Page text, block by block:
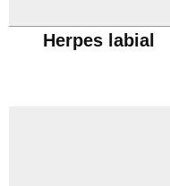
Herpes labial